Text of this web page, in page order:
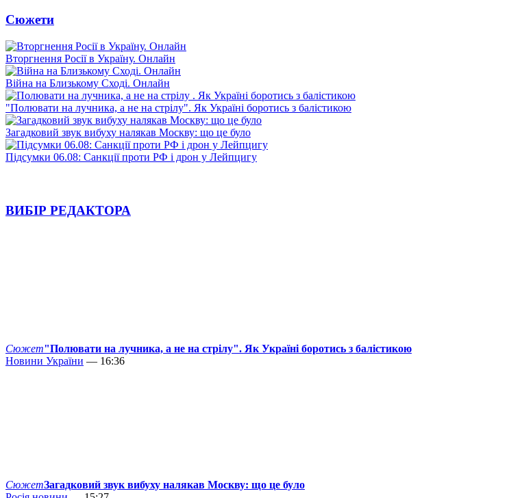
Сюжети
Вторгнення Росії в Україну. Онлайн
Війна на Близькому Сході. Онлайн
"Полювати на лучника, а не на стрілу". Як Україні боротись з балістикою
Загадковий звук вибуху налякав Москву: що це було
Підсумки 06.08: Санкції проти РФ і дрон у Лейпцигу
ВИБІР РЕДАКТОРА
Сюжет"Полювати на лучника, а не на стрілу". Як Україні боротись з балістикою
Новини України — 16:36
СюжетЗагадковий звук вибуху налякав Москву: що це було